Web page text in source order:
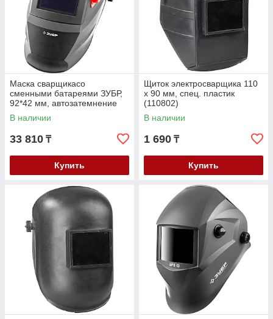
Маска сварщикасо
сменными батареями ЗУБР,
92*42 мм, автозатемнение
(11070)
В наличии
33 810 ₸
Купить
Щиток электросварщика 110
х 90 мм, спец. пластик
(110802)
В наличии
1 690 ₸
Купить